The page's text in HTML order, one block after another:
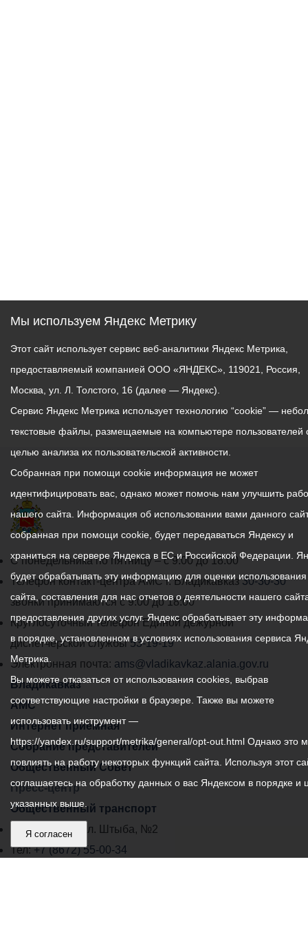
График
работы
администрации
местного
самоуправления
города
Владикавказ:
С понедельника по пятницу – с 9.00 до 18.00
Телефон контакт-центра АМС г. Владикавказ30-30-30
звонки принимаются с 9:00 до 18:00
Круглосуточный телефон Единой дежурной
диспетчерской службы53-19-19
Электронная почта: ams@vladikavkaz.alania.gov.ru
Владикавказ
АМС
Интернет приемная
Собрание представителей
Общественный Совет
Пресс-центр
Общественный транспорт
Владикавказ, пл. Штыба, №2
Тел:+7 (8672) 55-00-34
Мы используем Яндекс Метрику
Этот сайт использует сервис веб-аналитики Яндекс Метрика,
предоставляемый компанией ООО «ЯНДЕКС», 119021, Россия,
Москва, ул. Л. Толстого, 16 (далее — Яндекс).
Сервис Яндекс Метрика использует технологию “cookie” —
текстовые файлы, размещаемые на компьютере пользователей
целью анализа их пользовательской активности.
Собранная при помощи cookie информация не может
идентифицировать вас, однако может помочь нам улучшить
нашего сайта. Информация об использовании вами данного
собранная при помощи cookie, будет передаваться Яндексу и
храниться на сервере Яндекса в ЕС и Российской Федерации.
будет обрабатывать эту информацию для оценки
сайта, составления для нас отчетов о деятельности нашего
предоставления других услуг. Яндекс обрабатывает эту
в порядке, установленном в условиях использования сервиса
Метрика.
Вы можете отказаться от использования cookies, выбрав
соответствующие настройки в браузере. Также вы можете
использовать инструмент —
https://yandex.ru/support/metrika/general/opt-out.html Однако это
повлиять на работу некоторых функций сайта. Используя этот
соглашаетесь на обработку данных о вас Яндексом в порядке и
указанных выше.
Я согласен